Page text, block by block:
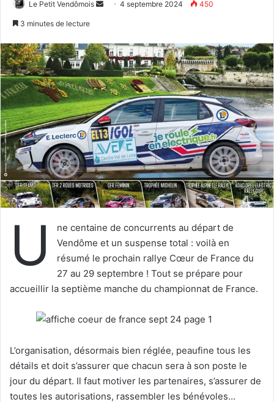
Le Petit Vendômois
o
y
e
r
u
n
c
o
u
r
r
i
e
4 septembre 2024 450
3 minutes de lecture
U
ne centaine de concurrents au départ de
Vendôme et un suspense total : voilà en
résumé le prochain rallye Cœur de France du
27 au 29 septembre ! Tout se prépare pour
accueillir la septième manche du championnat de France.
L’organisation, désormais bien réglée, peaufine tous les
détails et doit s’assurer que chacun sera à son poste le
jour du départ. Il faut motiver les partenaires, s’assurer de
toutes les autorisations, rassembler les bénévoles…